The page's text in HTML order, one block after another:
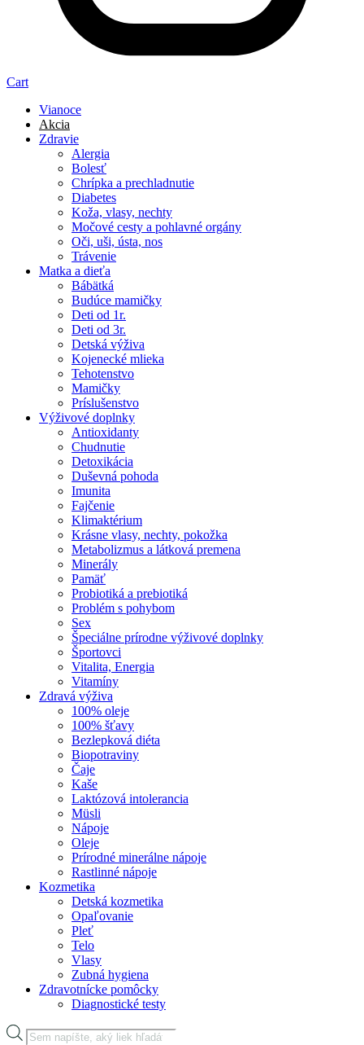
Cart
Vianoce
Akcia
Zdravie
Alergia
Bolesť
Chrípka a prechladnutie
Diabetes
Koža, vlasy, nechty
Močové cesty a pohlavné orgány
Oči, uši, ústa, nos
Trávenie
Matka a dieťa
Bábätká
Budúce mamičky
Deti od 1r.
Deti od 3r.
Detská výživa
Kojenecké mlieka
Tehotenstvo
Mamičky
Príslušenstvo
Výživové doplnky
Antioxidanty
Chudnutie
Detoxikácia
Duševná pohoda
Imunita
Fajčenie
Klimaktérium
Krásne vlasy, nechty, pokožka
Metabolizmus a látková premena
Minerály
Pamäť
Probiotiká a prebiotiká
Problém s pohybom
Sex
Špeciálne prírodne výživové doplnky
Športovci
Vitalita, Energia
Vitamíny
Zdravá výživa
100% oleje
100% šťavy
Bezlepková diéta
Biopotraviny
Čaje
Kaše
Laktózová intolerancia
Müsli
Nápoje
Oleje
Prírodné minerálne nápoje
Rastlinné nápoje
Kozmetika
Detská kozmetika
Opaľovanie
Pleť
Telo
Vlasy
Zubná hygiena
Zdravotnícke pomôcky
Diagnostické testy
Products